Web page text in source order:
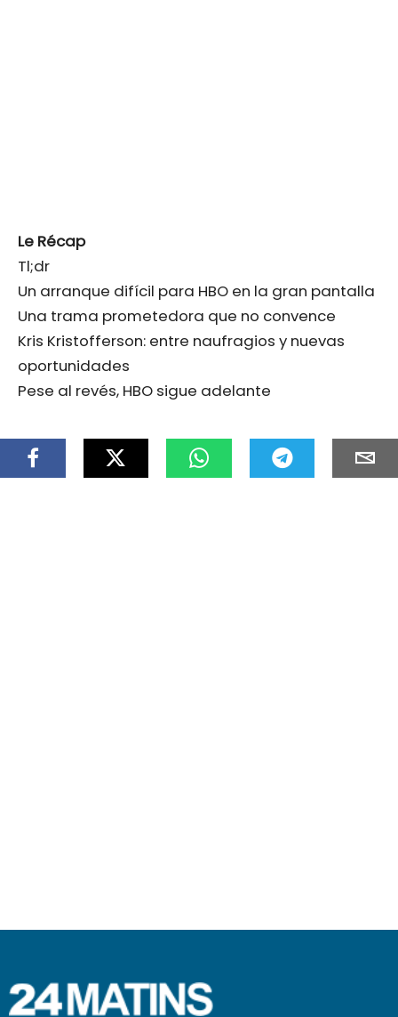
Le Récap
Tl;dr
Un arranque difícil para HBO en la gran pantalla
Una trama prometedora que no convence
Kris Kristofferson: entre naufragios y nuevas
oportunidades
Pese al revés, HBO sigue adelante